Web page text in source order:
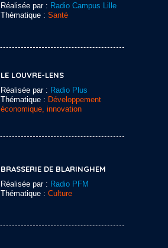
Réalisée par : Radio Campus Lille
Thématique : Santé
LE LOUVRE-LENS
Réalisée par : Radio Plus
Thématique : Développement
économique, innovation
BRASSERIE DE BLARINGHEM
Réalisée par : Radio PFM
Thématique : Culture